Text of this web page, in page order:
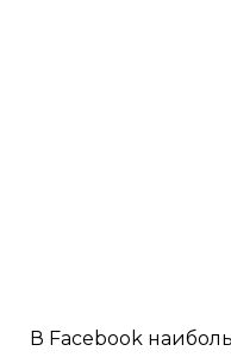
В Facebook